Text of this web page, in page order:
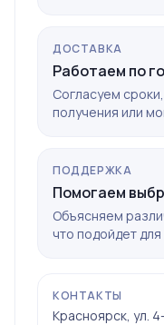
ДОСТАВКА
Работаем по
Согласуем
получения или
ПОДДЕРЖКА
Помогаем
Объясняем
что подойдет для
КОНТАКТЫ
Красноярск, ул.